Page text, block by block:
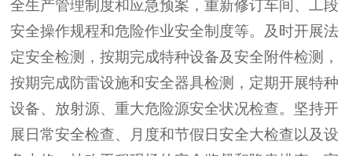
全生产管理制度和应急预案，重新修订车间、工段
安全操作规程和危险作业安全制度等。及时开展法
定安全检测，按期完成特种设备及安全附件检测，
按期完成防雷设施和安全器具检测，定期开展特种
设备、放射源、重大危险源安全状况检查。 坚持开
展日常安全检查、月度和节假日安全大检查以及设